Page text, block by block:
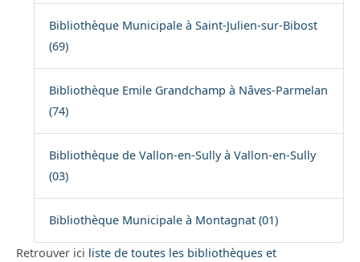
Bibliothèque Municipale à Saint-Julien-sur-Bibost
(69)
Bibliothèque Emile Grandchamp à Nâves-Parmelan
(74)
Bibliothèque de Vallon-en-Sully à Vallon-en-Sully
(03)
Bibliothèque Municipale à Montagnat (01)
Retrouver ici liste de toutes les bibliothèques et